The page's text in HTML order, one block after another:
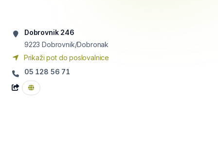
Dobrovnik 246
9223 Dobrovnik/Dobronak
Prikaži pot do poslovalnice
05 128 56 71